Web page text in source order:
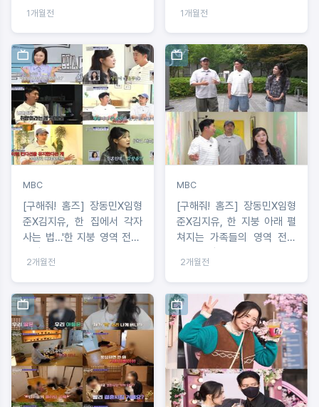
1개월전 1개월전
MBC
[구해줘! 홈즈] 장동민X임형
준X김지유, 한 집에서 각자
사는 법…'한 지붕 영역 전쟁'
2개월전
MBC
[구해줘! 홈즈] 장동민X임형
준X김지유, 한 지붕 아래 펼
쳐지는 가족들의 영역 전쟁
2개월전